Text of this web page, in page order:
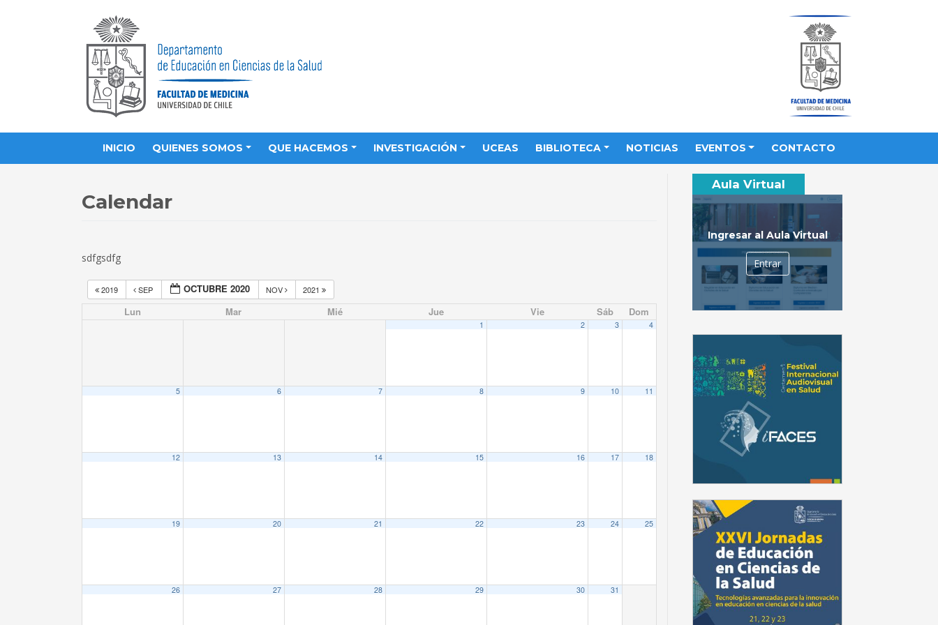
INICIO QUIENES SOMOS QUE HACEMOS INVESTIGACIÓN UCEAS BIBLIOTECA NOTICIAS EVENTOS CONTACTO
Calendar
sdfgsdfg
2019 SEP OCTUBRE 2020 NOV 2021
Lun Mar Mié Jue Vie Sáb Dom
1 2 3 4
5 6 7 8 9 10 11
12 13 14 15 16 17 18
19 20 21 22 23 24 25
26 27 28 29 30 31
Aula Virtual
Ingresar al Aula Virtual
Entrar